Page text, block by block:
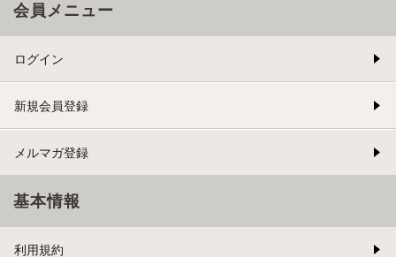
会員メニュー
ログイン
新規会員登録
メルマガ登録
基本情報
利用規約